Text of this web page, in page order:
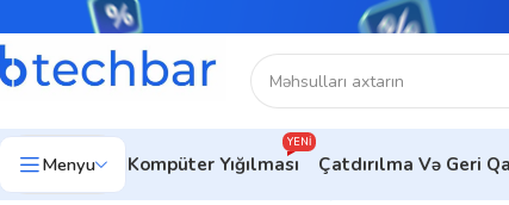
Menyu Kompüter Yığılması
YENI
Çatdırılma Və Geri
Ev Kompüter hissələri